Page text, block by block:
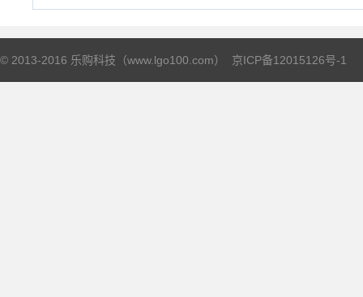
© 2013-2016 乐购科技（www.lgo100.com） 京ICP备12015126号-1